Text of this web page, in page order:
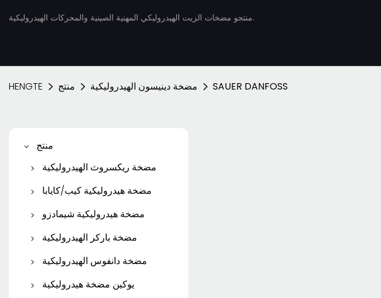
منتجو مضخات الزيت الهيدروليكي المهنية الصينية والمحركات الهيدروليكية.
HENGTE منتج مضخة دينيسون الهيدروليكية SAUER DANFOSS
منتج
مضخة ريكسروث الهيدروليكية
مضخة مكبس ريكسروث
مضخة ريكسروث ريشة
مضخة ريكسروث
محرك ريكسروث الهيدروليكي
مضخة هيدروليكية كيب/كايابا
مضخة تروس كيب/كايابا
مضخة المكبس KYB
محرك السفر KYB
مضخة هيدروليكية شيمادزو
مضخة التروس شيمادزو
مضخة باركر الهيدروليكية
مضخة باركر المكبس
مضخة باركر فاين
مضخة دانفوس الهيدروليكية
مضخة مكبس دانفوس
يوكين مضخة هيدروليكية